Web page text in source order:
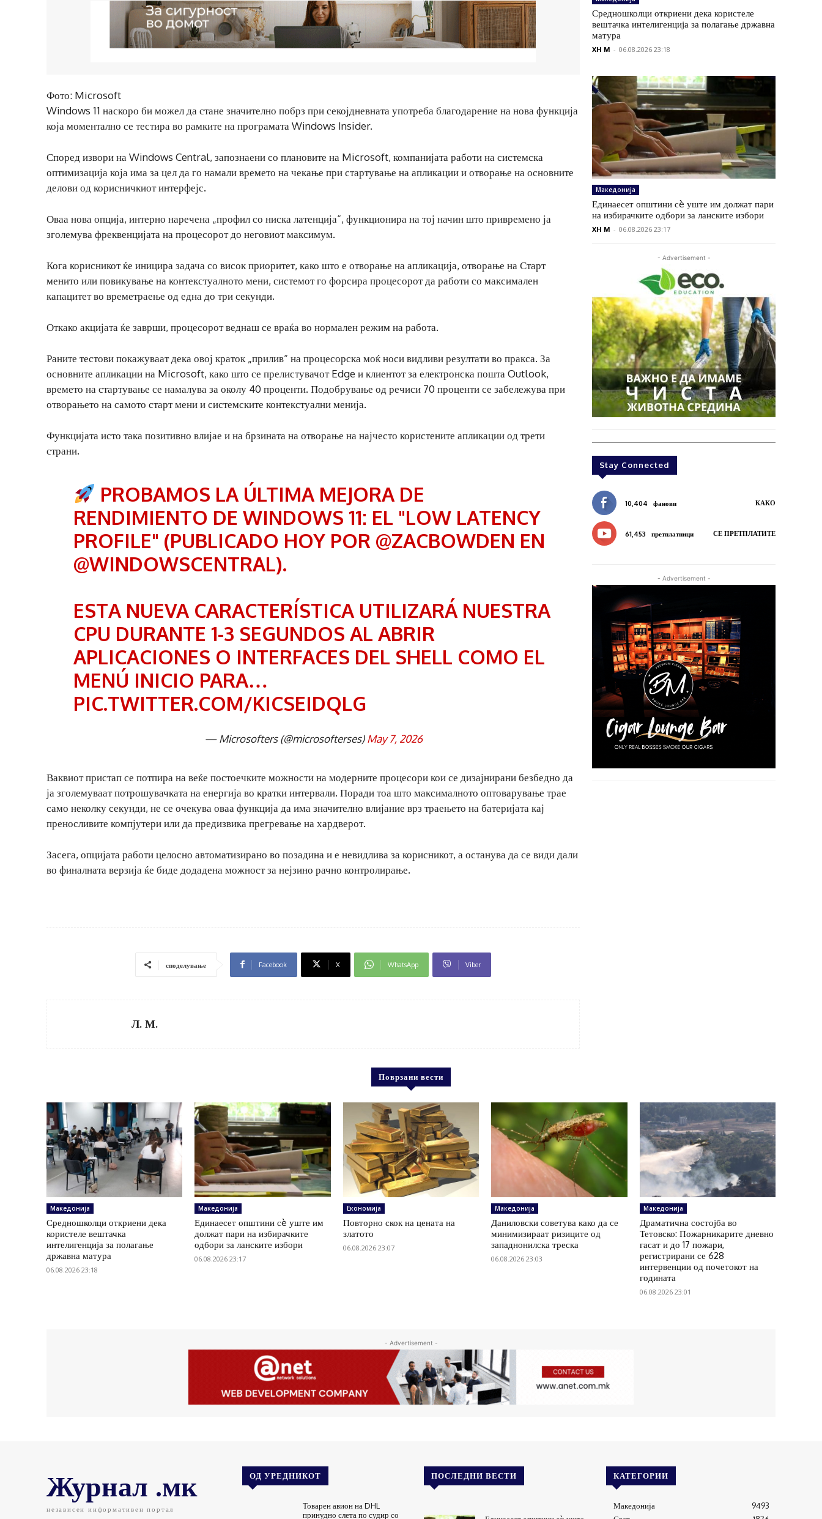
Фото: Microsoft
Windows 11 наскоро би можел да стане значително побрз при секојдневната употреба благодарение на нова функција
која моментално се тестира во рамките на програмата Windows Insider.
Според извори на Windows Central, запознаени со плановите на Microsoft, компанијата работи на системска
оптимизација која има за цел да го намали времето на чекање при стартување на апликации и отворање на основните
делови од корисничкиот интерфејс.
Оваа нова опција, интерно наречена „профил со ниска латенција“, функционира на тој начин што привремено ја
зголемува фреквенцијата на процесорот до неговиот максимум.
Кога корисникот ќе иницира задача со висок приоритет, како што е отворање на апликација, отворање на Старт
менито или повикување на контекстуалното мени, системот го форсира процесорот да работи со максимален
капацитет во времетраење од една до три секунди.
Откако акцијата ќе заврши, процесорот веднаш се враќа во нормален режим на работа.
Раните тестови покажуваат дека овој краток „прилив“ на процесорска моќ носи видливи резултати во пракса. За
основните апликации на Microsoft, како што се прелистувачот Edge и клиентот за електронска пошта Outlook,
времето на стартување се намалува за околу 40 проценти. Подобрување од речиси 70 проценти се забележува при
отворањето на самото старт мени и системските контекстуални менија.
Функцијата исто така позитивно влијае и на брзината на отворање на најчесто користените апликации од трети
страни.
PROBAMOS LA ÚLTIMA MEJORA DE
RENDIMIENTO DE WINDOWS 11: EL "LOW LATENCY
PROFILE" (PUBLICADO HOY POR @ZACBOWDEN EN
@WINDOWSCENTRAL).
ESTA NUEVA CARACTERÍSTICA UTILIZARÁ NUESTRA
CPU DURANTE 1-3 SEGUNDOS AL ABRIR
APLICACIONES O INTERFACES DEL SHELL COMO EL
MENÚ INICIO PARA…
PIC.TWITTER.COM/KICSEIDQLG
— Microsofters (@microsofterses)May 7, 2026
Ваквиот пристап се потпира на веќе постоечките можности на модерните процесори кои се дизајнирани безбедно да
ја зголемуваат потрошувачката на енергија во кратки интервали. Поради тоа што максималното оптоварување трае
само неколку секунди, не се очекува оваа функција да има значително влијание врз траењето на батеријата кај
преносливите компјутери или да предизвика прегревање на хардверот.
Засега, опцијата работи целосно автоматизирано во позадина и е невидлива за корисникот, а останува да се види дали
во финалната верзија ќе биде додадена можност за нејзино рачно контролирање.
споделување Facebook X WhatsApp Viber
Л. М.
Средношколци откриени дека користеле
вештачка интелигенција за полагање државна
матура
XH M - 06.08.2026 23:18
Македонија
Единаесет општини сè уште им должат пари
на избирачките одбори за ланските избори
XH M - 06.08.2026 23:17
- Advertisement -
Stay Connected
10,404 фанови КАКО
61,453 претплатници СЕ ПРЕТПЛАТИТЕ
- Advertisement -
Поврзани вести
Македонија
Средношколци откриени дека
користеле вештачка
интелигенција за полагање
државна матура
06.08.2026 23:18
Македонија
Единаесет општини сè уште им
должат пари на избирачките
одбори за ланските избори
06.08.2026 23:17
Економија
Повторно скок на цената на
златото
06.08.2026 23:07
Македонија
Даниловски советува како да се
минимизираат ризиците од
западнонилска треска
06.08.2026 23:03
Македонија
Драматична состојба во
Тетовско: Пожарникарите дневно
гасат и до 17 пожари,
регистрирани се 628
интервенции од почетокот на
годината
06.08.2026 23:01
- Advertisement -
Журнал .мк
независен информативен портал
ОД УРЕДНИКОТ
Товарен авион на DHL
принудно слета по судир со
ПОСЛЕДНИ ВЕСТИ КАТЕГОРИИ
Македонија
9493